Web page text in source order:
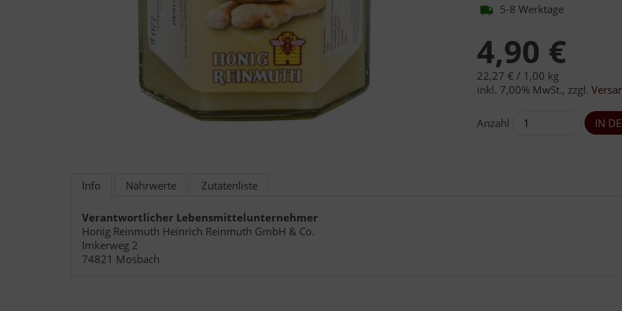
5-8 Werktage
4,90 €
22,27 € / 1,00 kg
inkl. 7,00% MwSt., zzgl.
Anzahl
Info Nährwerte Zutatenliste
Verantwortlicher Lebensmittelunternehmer
Honig Reinmuth Heinrich Reinmuth GmbH & Co.
Imkerweg 2
74821 Mosbach